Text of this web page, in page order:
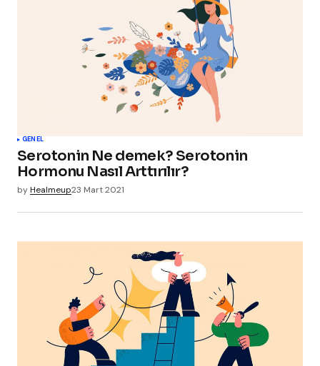
GENEL
Serotonin Ne demek? Serotonin
Hormonu Nasıl Arttırılır?
byHealmeup23 Mart 2021